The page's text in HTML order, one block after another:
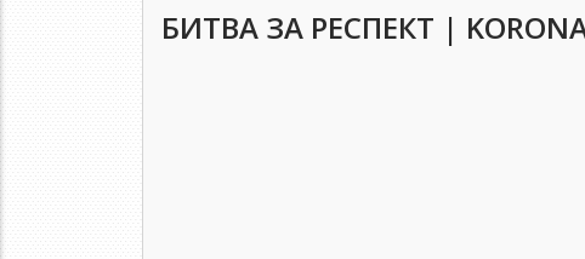
БИТВА ЗА РЕСПЕКТ |